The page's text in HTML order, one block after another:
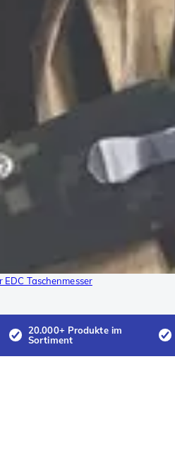
EDC Taschenmesser
20.000+ Produkte im
Sortiment